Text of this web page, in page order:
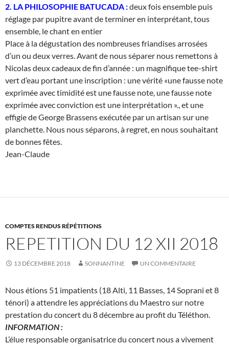
2. LA PHILOSOPHIE BATUCADA :deux fois ensemble puis
réglage par pupitre avant de terminer en interprétant, tous
ensemble, le chant en entier
Place à la dégustation des nombreuses friandises arrosées
d’un ou deux verres. Avant de nous séparer nous remettons à
Nicolas deux cadeaux de fin d’année : un magnifique tee-shirt
vert d’eau portant une inscription : une vérité «une fausse note
exprimée avec timidité est une fausse note, une fausse note
exprimée avec conviction est une interprétation »., et une
effigie de George Brassens exécutée par un artisan sur une
planchette. Nous nous séparons, à regret, en nous souhaitant
de bonnes fêtes.
Jean-Claude
COMPTES RENDUS RÉPÉTITIONS
REPETITION DU 12 XII 2018
13 DÉCEMBRE 2018 SONNANTINE UN COMMENTAIRE
Nous étions 51 impatients (18 Alti, 11 Basses, 14 Soprani et 8
ténori) a attendre les appréciations du Maestro sur notre
prestation du concert du 8 décembre au profit du Téléthon.
INFORMATION :
L’élue responsable organisatrice du concert nous a vivement